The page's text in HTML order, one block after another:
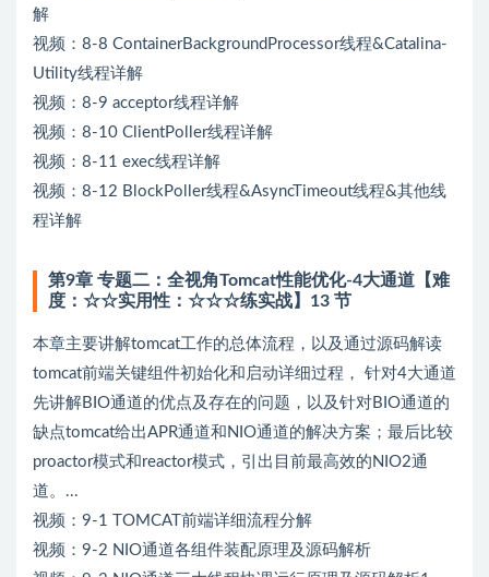
解
视频：8-8 ContainerBackgroundProcessor线程&Catalina-
Utility线程详解
视频：8-9 acceptor线程详解
视频：8-10 ClientPoller线程详解
视频：8-11 exec线程详解
视频：8-12 BlockPoller线程&AsyncTimeout线程&其他线
程详解
第9章 专题二：全视角Tomcat性能优化-4大通道【难
度：☆☆实用性：☆☆☆练实战】13 节
本章主要讲解tomcat工作的总体流程，以及通过源码解读
tomcat前端关键组件初始化和启动详细过程， 针对4大通道
先讲解BIO通道的优点及存在的问题，以及针对BIO通道的
缺点tomcat给出APR通道和NIO通道的解决方案；最后比较
proactor模式和reactor模式，引出目前最高效的NIO2通
道。...
视频：9-1 TOMCAT前端详细流程分解
视频：9-2 NIO通道各组件装配原理及源码解析